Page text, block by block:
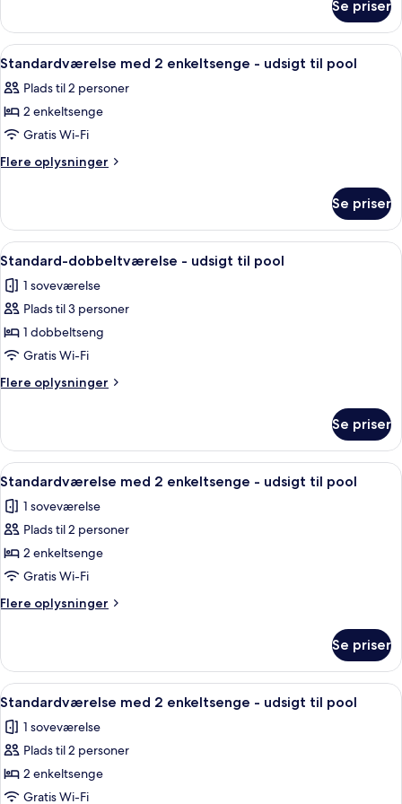
med
enkeltsenge
Se priser
Indlæs
alle
billeder
af
Standardværelse
med
-
udsigt
til
pool
En pænt redt seng med et mønstret
4
Standardværelse med 2 enkeltsenge - udsigt til pool
Plads til 2 personer
2 enkeltsenge
Gratis Wi-Fi
Flere oplysninger
Flere
med
enkeltsenge
udsigt
til
Se priser
Indlæs
alle
billeder
af
Standard-
dobbeltværelse
-
udsigt
pool
Et moderne hotelværelse med en
1
Standard-dobbeltværelse - udsigt til pool
1 soveværelse
Plads til 3 personer
1 dobbeltseng
Gratis Wi-Fi
Flere oplysninger
Flere
dobbeltværelse
udsigt
pool
Se priser
Indlæs
alle
billeder
af
Standardværelse
med
2
enkeltsenge
udsigt
til
pool
Et hotelværelse med en stor seng,
1
Standardværelse med 2 enkeltsenge - udsigt til pool
1 soveværelse
Plads til 2 personer
2 enkeltsenge
Gratis Wi-Fi
Flere oplysninger
Flere
med
enkeltsenge
udsigt
til
Se priser
Indlæs
alle
billeder
af
Standardværelse
med
Et hotelværelse med en stor seng,
1
Standardværelse med 2 enkeltsenge - udsigt til pool
1 soveværelse
Plads til 2 personer
2 enkeltsenge
Gratis Wi-Fi